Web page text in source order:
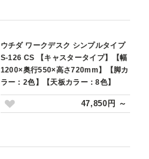
ウチダ ワークデスク シンプルタイプ
S-126 CS 【キャスタータイプ】【幅
1200×奥行550×高さ720mm】【脚カ
ラー：2色】【天板カラー：8色】
47,850円 ～